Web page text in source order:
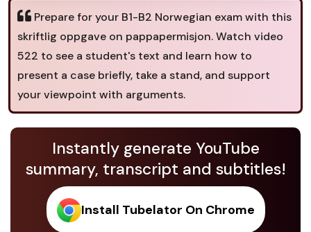
Prepare for your B1-B2 Norwegian exam with this
skriftlig oppgave on pappapermisjon. Watch video
522 to see a student's text and learn how to
present a case briefly, take a stand, and support
your viewpoint with arguments.
Instantly generate YouTube
summary, transcript and subtitles!
Install Tubelator On Chrome